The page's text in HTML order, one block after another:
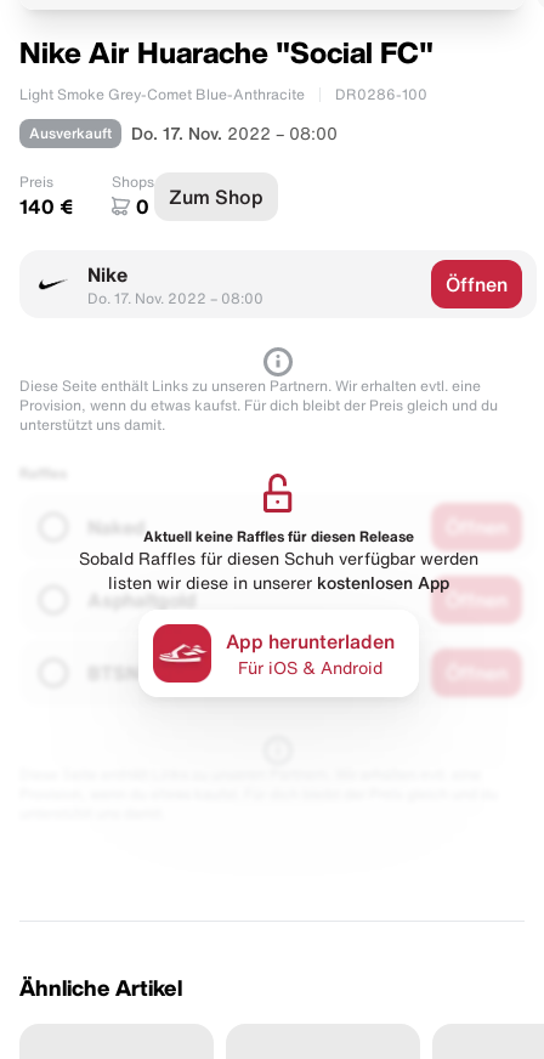
Nike Air Huarache "Social FC"
Light Smoke Grey-Comet Blue-Anthracite DR0286-100
Ausverkauft Do. 17. Nov. 2022 – 08:00
Preis
140 €
Shops
0 Zum Shop
Nike
Do. 17. Nov. 2022 – 08:00
Öffnen
Diese Seite enthält Links zu unseren Partnern. Wir erhalten evtl. eine
Provision, wenn du etwas kaufst. Für dich bleibt der Preis gleich und du
unterstützt uns damit.
Naked
Asphaltgold
Aktuell keine Raffles für diesen Release
Sobald Raffles für diesen Schuh verfügbar werden
listen wir diese in unserer kostenlosen App
App herunterladen
Für iOS & Android
Ähnliche Artikel